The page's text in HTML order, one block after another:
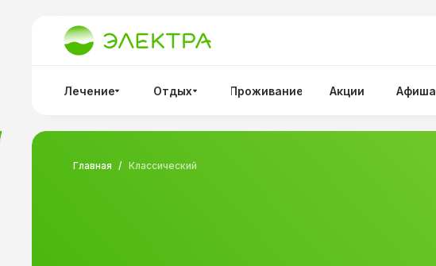
Лечение Отдых Проживание Акции Афиша
Классический
/
Главная